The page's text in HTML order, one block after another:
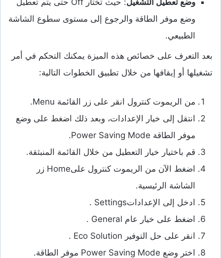
وضع موفر الطاقة والرجوع إلى مستوى سطوع الشاشة
الطبيعي.
بعد التعرف على خصائص هذه الميزة يمكنك التحكم في أمر
تشغيلها أو إيقافها من خلال تطبيق الخطوات التالية:
من الريموت كنترول انقر على زر القائمة Menu.
انتقل إلى خيار الإعدادات، وبعد ذلك اضغط على وضع
موفر الطاقة Power Saving Mode.
قم باختيار خيار التعطيل من خلال القائمة المنبثقة.
اضغط الآن من الريموت كنترول علىHome زر
الشاشة الرئيسية.
ادخل إلى الإعداداتSettings .
اضغط على خيار عام General .
انقر على حل التوفير Eco Solution .
اختر وضع Power Saving Mode موفر الطاقة.